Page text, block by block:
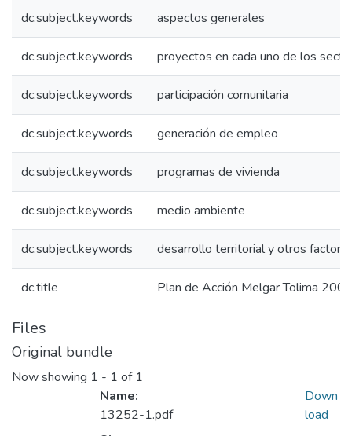
dc.subject.keywords aspectos generales
dc.subject.keywords proyectos en cada uno de los
dc.subject.keywords participación comunitaria
dc.subject.keywords generación de empleo
dc.subject.keywords programas de vivienda
dc.subject.keywords medio ambiente
dc.subject.keywords desarrollo territorial y otros
dc.title Plan de Acción Melgar Tolima
Files
Original bundle
Now showing 1 - 1 of 1
Name:
13252-1.pdf
Down
load